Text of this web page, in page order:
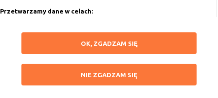
Przetwarzamy dane w celach:
treści i reklam oraz ich pomiaru, tworzenia statystyk, poprawy
marketingowe lub prezentować je w serwisie.
OK, ZGADZAM SIĘ
NIE ZGADZAM SIĘ
NIE ZGADZAM SIĘ
świadczenia usługi ze względu na brak
witryny przychodów subsydiujących
działanie serwisu. Do tej kategorii należą
np. cookies reklamowe.
B. Ze względu na czas przez jaki cookie będzie
Godziny otwarcia: Pon.-Pt. 8-16
sklep@elektrozysk.pl
Dołącz do nas